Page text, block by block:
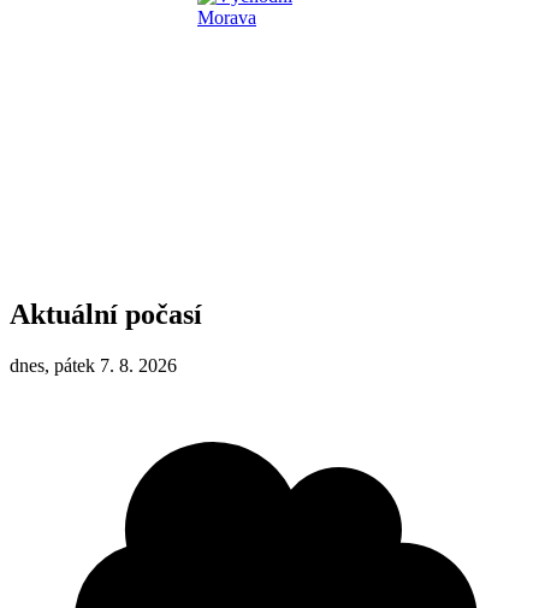
Aktuální počasí
dnes, pátek 7. 8. 2026